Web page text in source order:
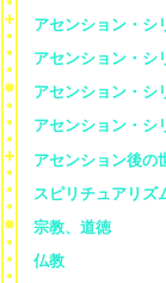
アセンション・
アセンション・
アセンション・
アセンション・
アセンション後の
スピリチュアリズ
宗教、道徳
仏教